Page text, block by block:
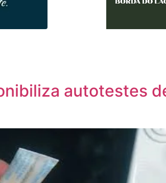
autotestes